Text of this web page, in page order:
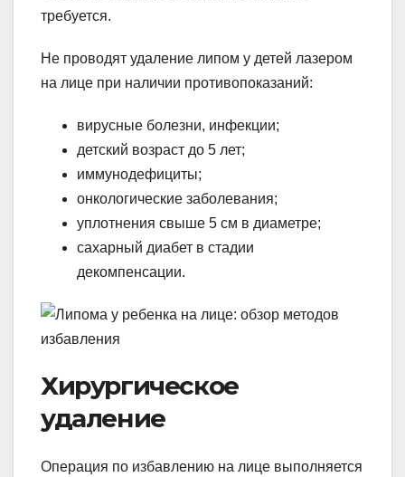
требуется.
Не проводят удаление липом у детей лазером
на лице при наличии противопоказаний:
вирусные болезни, инфекции;
детский возраст до 5 лет;
иммунодефициты;
онкологические заболевания;
уплотнения свыше 5 см в диаметре;
сахарный диабет в стадии
декомпенсации.
Хирургическое
удаление
Операция по избавлению на лице выполняется